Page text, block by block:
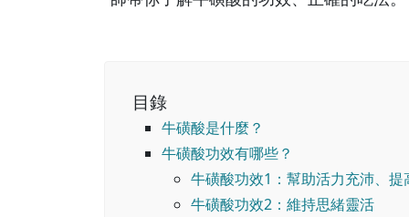
目錄
牛磺酸是什麼？
牛磺酸功效有哪些？
牛磺酸功效1：幫助活力充沛、提
牛磺酸功效2：維持思緒靈活